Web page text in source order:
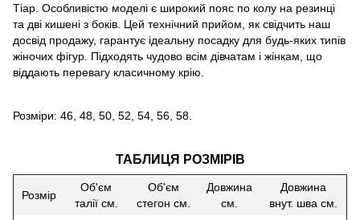
Тіар. Особливістю моделі є широкий пояс по колу на резинці
та дві кишені з боків. Цей технічний прийом, як свідчить наш
досвід продажу, гарантує ідеальну посадку для будь-яких типів
жіночих фігур. Підходять чудово всім дівчатам і жінкам, що
віддають перевагу класичному крію.
Розміри: 46, 48, 50, 52, 54, 56, 58.
ТАБЛИЦЯ РОЗМІРІВ
Розмір
Об'єм
талії см.
Об'єм
стегон см.
Довжина
см.
Довжина
внут. шва см.